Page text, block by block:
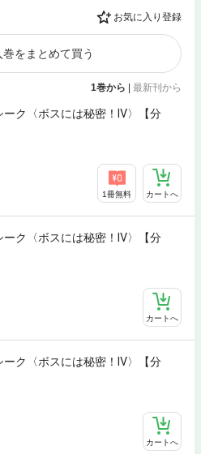
お気に入り登録
をまとめて買う
1巻から 最新刊から
ーク〈ボスには秘密！Ⅳ〉【分
1冊無料 カートへ
ーク〈ボスには秘密！Ⅳ〉【分
カートへ
ーク〈ボスには秘密！Ⅳ〉【分
カートへ